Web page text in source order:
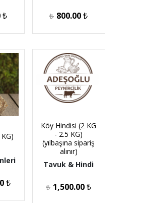
₺ ₺ 800.00₺
₺
Köy Hindisi (2 KG
- 2.5 KG)
(yılbaşına sipariş
alınır)
Tavuk & Hindi
₺ 1,500.00₺